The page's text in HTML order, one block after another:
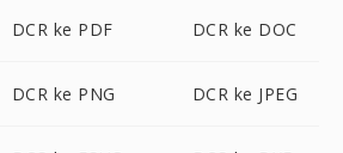
DCR ke PDF DCR ke DOC
DCR ke PNG DCR ke JPEG